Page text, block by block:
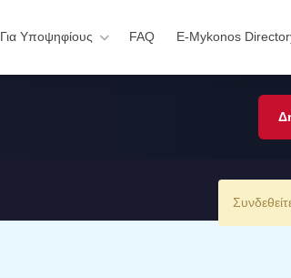
Για Υποψηφίους FAQ E-Mykonos